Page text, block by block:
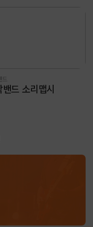
드
밴드 소리맵시